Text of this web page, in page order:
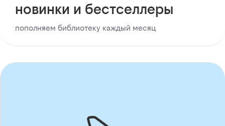
новинки и бестселлеры
пополняем библиотеку каждый месяц